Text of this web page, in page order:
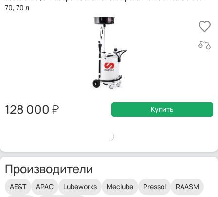
70, 70 л
128 000 Купить
Производители
AE&T APAC Lubeworks Meclube Pressol
RAASM